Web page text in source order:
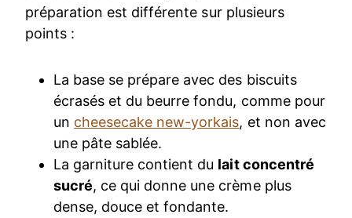
préparation est différente sur plusieurs
points :
La base se prépare avec des biscuits
écrasés et du beurre fondu, comme pour
un cheesecake new-yorkais, et non avec
une pâte sablée.
La garniture contient du lait concentré
sucré, ce qui donne une crème plus
dense, douce et fondante.